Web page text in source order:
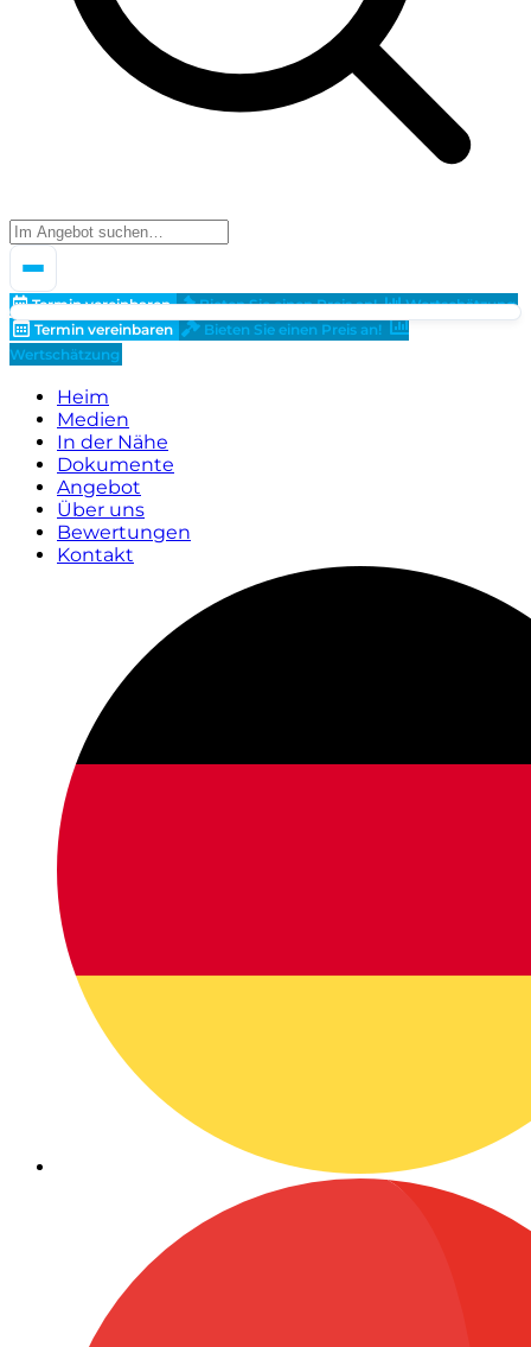
Termin vereinbaren Bieten Sie einen Preis an!
Wertschätzung
Termin vereinbaren
Bieten Sie einen Preis an!
Wertschätzung
Heim
Medien
In der Nähe
Dokumente
Angebot
Über uns
Bewertungen
Kontakt